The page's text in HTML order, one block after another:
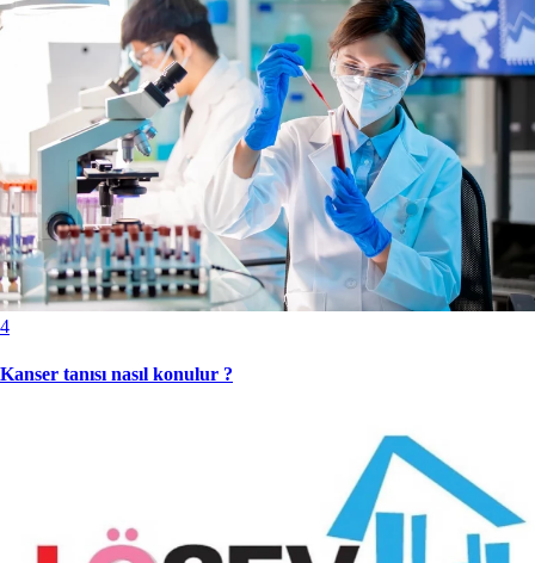
4
Kanser tanısı nasıl konulur ?